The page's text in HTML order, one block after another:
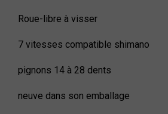
Roue-libre à visser
7 vitesses compatible shimano
pignons 14 à 28 dents
neuve dans son emballage